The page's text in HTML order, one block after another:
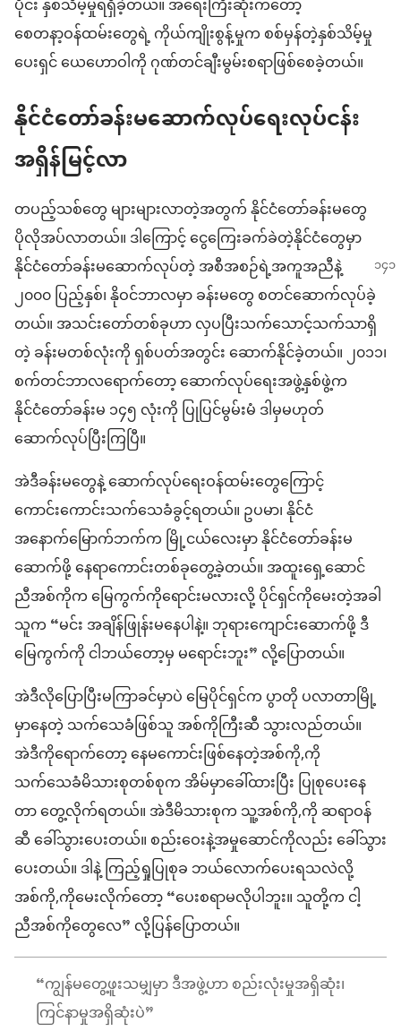
ပိုင်း နှစ်သိမ့်မှုရရှိခဲ့တယ်။ အရေးကြီးဆုံးကတော့
စေတနာ့ဝန်ထမ်းတွေရဲ့ ကိုယ်ကျိုးစွန့်မှုက စစ်မှန်တဲ့နှစ်သိမ့်မှု
ပေးရှင် ယေဟောဝါကို ဂုဏ်တင်ချီးမွမ်းစရာဖြစ်စေခဲ့တယ်။
နိုင်ငံတော်ခန်းမဆောက်လုပ်ရေးလုပ်ငန်း
အရှိန်မြင့်လာ
တပည့်သစ်တွေ များများလာတဲ့အတွက် နိုင်ငံတော်ခန်းမတွေ
ပိုလိုအပ်လာတယ်။ ဒါကြောင့် ငွေကြေးခက်ခဲတဲ့နိုင်ငံတွေမှာ
နိုင်ငံတော်ခန်းမဆောက်လုပ်တဲ့ အစီအစဉ်ရဲ့အကူအညီနဲ့
၂၀၀၀ ပြည့်နှစ်၊ နိုဝင်ဘာလမှာ ခန်းမတွေ စတင်ဆောက်လုပ်ခဲ့
တယ်။ အသင်းတော်တစ်ခုဟာ လှပပြီးသက်သောင့်သက်သာရှိ
တဲ့ ခန်းမတစ်လုံးကို ရှစ်ပတ်အတွင်း ဆောက်နိုင်ခဲ့တယ်။ ၂၀၁၁၊
စက်တင်ဘာလရောက်တော့ ဆောက်လုပ်ရေးအဖွဲ့နှစ်ဖွဲ့က
နိုင်ငံတော်ခန်းမ ၁၄၅ လုံးကို ပြုပြင်မွမ်းမံ ဒါမှမဟုတ်
ဆောက်လုပ်ပြီးကြပြီ။
အဲဒီခန်းမတွေနဲ့ ဆောက်လုပ်ရေးဝန်ထမ်းတွေကြောင့်
ကောင်းကောင်းသက်သေခံခွင့်ရတယ်။ ဥပမာ၊ နိုင်ငံ
အနောက်မြောက်ဘက်က မြို့ငယ်လေးမှာ နိုင်ငံတော်ခန်းမ
ဆောက်ဖို့ နေရာကောင်းတစ်ခုတွေ့ခဲ့တယ်။ အထူးရှေ့ဆောင်
ညီအစ်ကိုက မြေကွက်ကိုရောင်းမလားလို့ ပိုင်ရှင်ကိုမေးတဲ့အခါ
သူက “မင်း အချိန်ဖြုန်းမနေပါနဲ့။ ဘုရားကျောင်းဆောက်ဖို့ ဒီ
မြေကွက်ကို ငါဘယ်တော့မှ မရောင်းဘူး” လို့ပြောတယ်။
အဲဒီလိုပြောပြီးမကြာခင်မှာပဲ မြေပိုင်ရှင်က ပွာတို ပလာတာမြို့
မှာနေတဲ့ သက်သေခံဖြစ်သူ အစ်ကိုကြီးဆီ သွားလည်တယ်။
အဲဒီကိုရောက်တော့ နေမကောင်းဖြစ်နေတဲ့အစ်ကို,ကို
သက်သေခံမိသားစုတစ်စုက အိမ်မှာခေါ်ထားပြီး ပြုစုပေးနေ
တာ တွေ့လိုက်ရတယ်။ အဲဒီမိသားစုက သူ့အစ်ကို,ကို ဆရာဝန်
ဆီ ခေါ်သွားပေးတယ်။ စည်းဝေးနဲ့အမှုဆောင်ကိုလည်း ခေါ်သွား
ပေးတယ်။ ဒါနဲ့ ကြည့်ရှုပြုစုခ ဘယ်လောက်ပေးရသလဲလို့
အစ်ကို,ကိုမေးလိုက်တော့ “ပေးစရာမလိုပါဘူး။ သူတို့က ငါ့
ညီအစ်ကိုတွေလေ” လို့ပြန်ပြောတယ်။
“ကျွန်မတွေ့ဖူးသမျှမှာ ဒီအဖွဲ့ဟာ စည်းလုံးမှုအရှိဆုံး၊
ကြင်နာမှုအရှိဆုံးပဲ”